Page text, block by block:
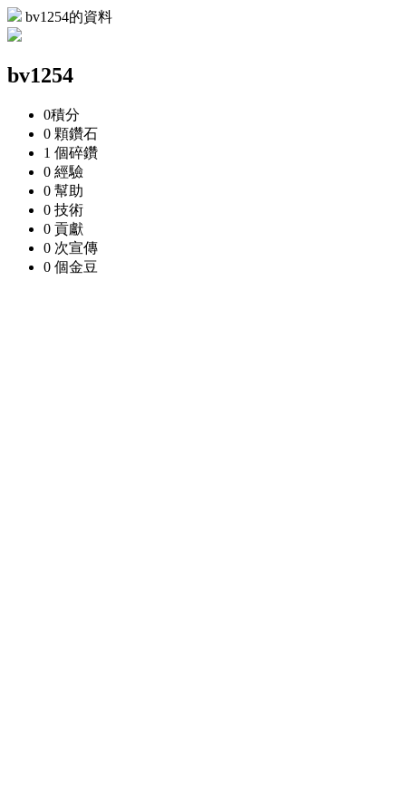
bv1254的資料
bv1254
0積分
0 顆鑽石
1 個碎鑽
0 經驗
0 幫助
0 技術
0 貢獻
0 次宣傳
0 個金豆